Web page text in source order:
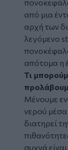
από μια
αρχή των
λεγόμενο
απότομα η
Τι
Μένουμε
νερού
διατηρεί
συχνά